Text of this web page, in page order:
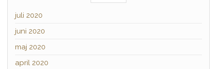
juli 2020
juni 2020
maj 2020
april 2020